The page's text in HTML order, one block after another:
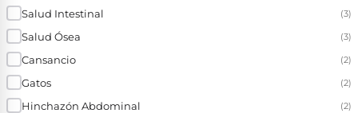
Salud Intestinal (3)
Salud Ósea (3)
Cansancio (2)
Gatos (2)
Hinchazón Abdominal (2)